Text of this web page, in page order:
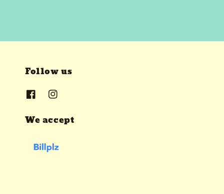
Follow us
We accept